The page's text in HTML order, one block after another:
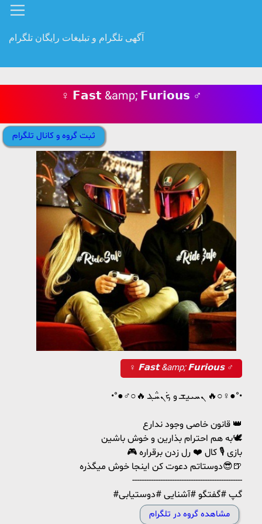
آگهی تلگرام و تبلیغات رایگان تلگرام
♀️ 𝗙𝗮𝘀𝘁 &amp; 𝗙𝘂𝗿𝗶𝗼𝘂𝘀 ♂️
ثبت گروه و کانال تلگرام
♀️ 𝗙𝗮𝘀𝘁 &amp; 𝗙𝘂𝗿𝗶𝗼𝘂𝘀 ♂️
•°●♂️○🔥 ܢܚܝ‌یܫ و ܟܿܢܚ݅ܔ 🔥○♀️●°•
قانون خاصی وجود ندارع 👑
به هم احترام بذارین و خوش باشین🕊
🎮 بازی 🎙️ کال ❤️ رل زدن برقراره
دوستاتم دعوت کن اینجا خوش میگذره😎🍺
-----------------------------------------------
#گپ #گفتگو #آشنایی #دوستیابی
مشاهده گروه در تلگرام